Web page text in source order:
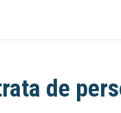
de